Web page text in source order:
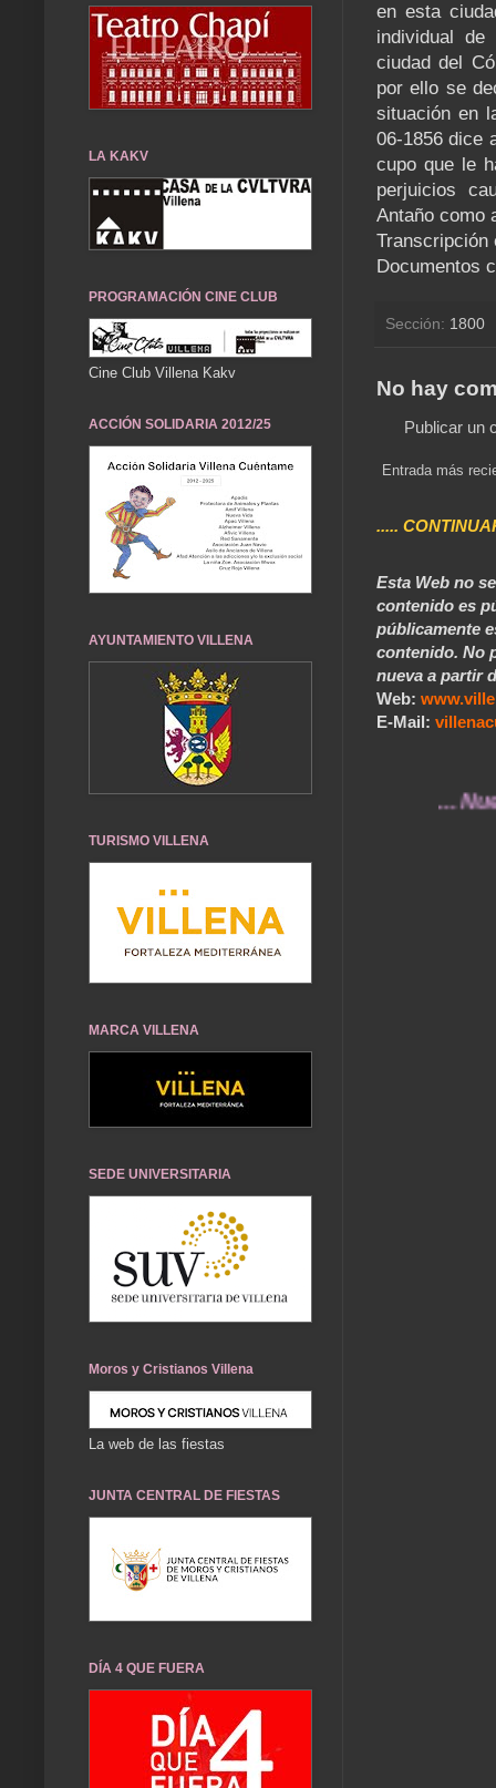
en esta
individual de
ciudad del
por ello se
situación en
06-1856 dice
cupo que le
perjuicios
Antaño como
Transcripción
Documentos
Sección: 1800
No hay
Publicar un
Entrada más
.....
Esta Web no
contenido es
públicamente
contenido. No
nueva a partir
Web:
E-Mail:
... Nuestros
LA KAKV
PROGRAMACIÓN CINE CLUB
Cine Club Villena Kakv
ACCIÓN SOLIDARIA 2012/25
AYUNTAMIENTO VILLENA
TURISMO VILLENA
MARCA VILLENA
SEDE UNIVERSITARIA
Moros y Cristianos Villena
La web de las fiestas
JUNTA CENTRAL DE FIESTAS
DÍA 4 QUE FUERA